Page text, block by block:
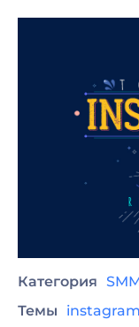
Категория
Темы
instagram